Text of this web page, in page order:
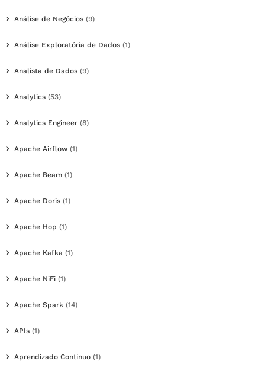
Análise de Negócios (9)
Análise Exploratória de Dados (1)
Analista de Dados (9)
Analytics (53)
Analytics Engineer (8)
Apache Airflow (1)
Apache Beam (1)
Apache Doris (1)
Apache Hop (1)
Apache Kafka (1)
Apache NiFi (1)
Apache Spark (14)
APIs (1)
Aprendizado Contínuo (1)